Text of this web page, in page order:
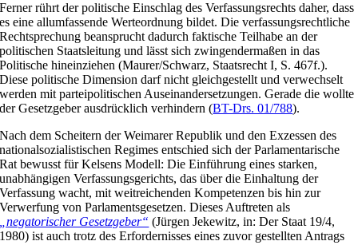
Ferner rührt der politische Einschlag des Verfassungsrechts daher, dass
es eine allumfassende Werteordnung bildet. Die verfassungsrechtliche
Rechtsprechung beansprucht dadurch faktische Teilhabe an der
politischen Staatsleitung und lässt sich zwingendermaßen in das
Politische hineinziehen (Maurer/Schwarz, Staatsrecht I, S. 467f.).
Diese politische Dimension darf nicht gleichgestellt und verwechselt
werden mit parteipolitischen Auseinandersetzungen. Gerade die wollte
der Gesetzgeber ausdrücklich verhindern (BT-Drs. 01/788).
Nach dem Scheitern der Weimarer Republik und den Exzessen des
nationalsozialistischen Regimes entschied sich der Parlamentarische
Rat bewusst für Kelsens Modell: Die Einführung eines starken,
unabhängigen Verfassungsgerichts, das über die Einhaltung der
Verfassung wacht, mit weitreichenden Kompetenzen bis hin zur
Verwerfung von Parlamentsgesetzen. Dieses Auftreten als
„negatorischer Gesetzgeber“ (Jürgen Jekewitz, in: Der Staat 19/4,
1980) ist auch trotz des Erfordernisses eines zuvor gestellten Antrags